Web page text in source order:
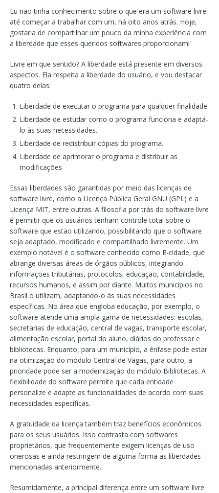
Eu não tinha conhecimento sobre o que era um software livre
até começar a trabalhar com um, há oito anos atrás. Hoje,
gostaria de compartilhar um pouco da minha experiência com
a liberdade que esses queridos softwares proporcionam!
Livre em que sentido? A liberdade está presente em diversos
aspectos. Ela respeita a liberdade do usuário, e vou destacar
quatro delas:
Liberdade de executar o programa para qualquer finalidade.
Liberdade de estudar como o programa funciona e adaptá-
lo às suas necessidades.
Liberdade de redistribuir cópias do programa.
Liberdade de aprimorar o programa e distribuir as
modificações
Essas liberdades são garantidas por meio das licenças de
software livre, como a Licença Pública Geral GNU (GPL) e a
Licença MIT, entre outras. A filosofia por trás do software livre
é permitir que os usuários tenham controle total sobre o
software que estão utilizando, possibilitando que o software
seja adaptado, modificado e compartilhado livremente. Um
exemplo notável é o software conhecido como E-cidade, que
abrange diversas áreas de órgãos públicos, integrando
informações tributárias, protocolos, educação, contabilidade,
recursos humanos, e assim por diante. Muitos municípios no
Brasil o utilizam, adaptando-o às suas necessidades
específicas. No área que engloba educação, por exemplo, o
software atende uma ampla gama de necessidades: escolas,
secretarias de educação, central de vagas, transporte escolar,
alimentação escolar, portal do aluno, diários do professor e
bibliotecas. Enquanto, para um município, a ênfase pode estar
na otimização do módulo Central de Vagas, para outro, a
prioridade pode ser a modernização do módulo Bibliotecas. A
flexibilidade do software permite que cada entidade
personalize e adapte as funcionalidades de acordo com suas
necessidades específicas.
A gratuidade da licença também traz benefícios econômicos
para os seus usuários. Isso contrasta com softwares
proprietários, que frequentemente exigem licenças de uso
onerosas e ainda restringem de alguma forma as liberdades
mencionadas anteriormente.
Resumidamente, a principal diferença entre um software livre